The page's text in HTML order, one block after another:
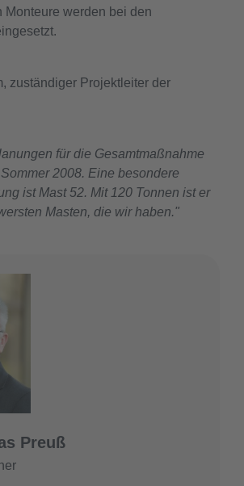
Monteure werden bei den
zuständiger Projektleiter der
für die Gesamtmaßnahme
2008. Eine besondere
ist Mast 52. Mit 120 Tonnen ist er
Masten, die wir haben."
Preuß